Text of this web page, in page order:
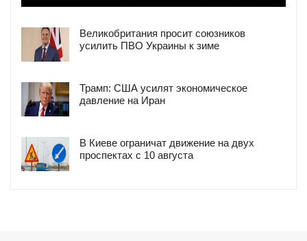
Великобритания просит союзников
усилить ПВО Украины к зиме
Трамп: США усилят экономическое
давление на Иран
В Киеве ограничат движение на двух
проспектах с 10 августа